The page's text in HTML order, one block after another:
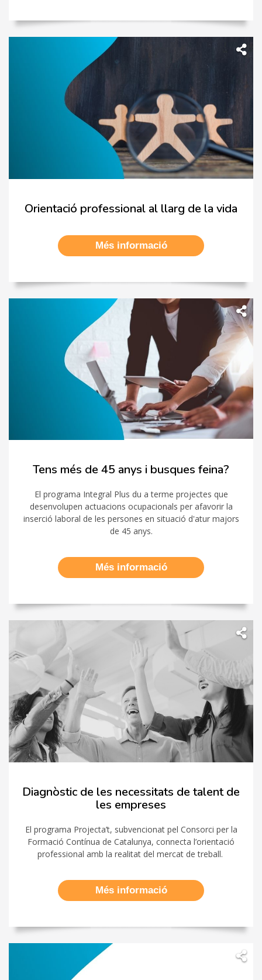
Orientació professional al llarg de la vida
Més informació
Tens més de 45 anys i busques feina?
El programa Integral Plus du a terme projectes que
desenvolupen actuacions ocupacionals per afavorir la
inserció laboral de les persones en situació d'atur majors
de 45 anys.
Més informació
Diagnòstic de les necessitats de talent de
les empreses
El programa Projecta’t, subvencionat pel Consorci per la
Formació Contínua de Catalunya, connecta l’orientació
professional amb la realitat del mercat de treball.
Més informació